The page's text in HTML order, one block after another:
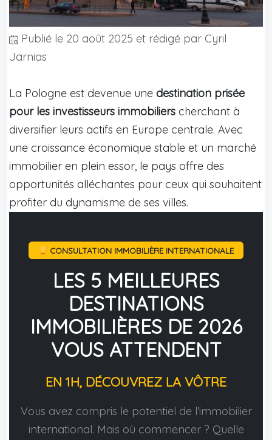
Publié le 20 août 2025 et rédigé par Cyril
Jarnias
La Pologne est devenue une destination prisée
pour les investisseurs immobiliers cherchant à
diversifier leurs actifs en Europe centrale. Avec
une croissance économique stable et un marché
immobilier en plein essor, le pays offre des
opportunités alléchantes pour ceux qui souhaitent
profiter du dynamisme de ses villes.
CONSULTATION IMMOBILIÈRE INTERNATIONALE
LES 5 MEILLEURES
DESTINATIONS
IMMOBILIÈRES DE 2026
VOUS ATTENDENT
EN 1H, DÉCOUVREZ LA VÔTRE
Vous avez compris le potentiel de l'immobilier
international. Mais où commencer ? Quelle